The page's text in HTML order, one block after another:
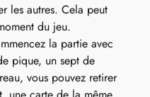
les autres. Cela peut
du jeu.
la partie avec
pique, un sept de
vous pouvez retirer